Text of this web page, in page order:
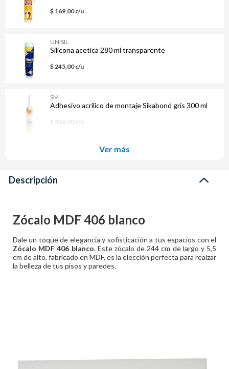
$ 169,00 c/u
UNISIL
Silicona acetica 280 ml transparente
$ 245,00 c/u
SM
Adhesivo acrílico de montaje Sikabond gris 300 ml
$ 326,00 c/u
Ver más
Descripción
Zócalo MDF 406 blanco
Dale un toque de elegancia y sofisticación a tus espacios con el
Zócalo MDF 406 blanco. Este zócalo de 244 cm de largo y 5,5
cm de alto, fabricado en MDF, es la elección perfecta para realzar
la belleza de tus pisos y paredes.